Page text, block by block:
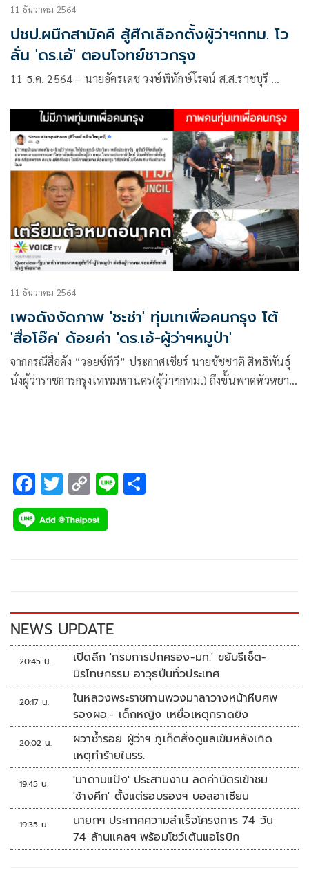
11 ธันวาคม 2564
ปชป.ผนึกสามัคคี สู้ศึกเลือกตั้งผู้ว่าฯกทม. โว
ลั่น 'ดร.เอ้' ตอบโจทย์ชาวกรุง
11 ธ.ค. 2564 – นายอัครเดช วงษ์พิทักษ์โรจน์ ส.ส.ราชบุรี …
11 ธันวาคม 2564
เพจดังงัดภาพ 'ชะช่า' ทุ่มเทเพื่อคนกรุง โต้
'สื่อโอ๊ค' ด้อยค่า 'ดร.เอ้-ผู้ว่าฯหมูป่า'
จากกรณีสื่อดัง “วอยซ์ทีวี” ประกาศเชียร์ นายชัชชาติ สิทธิพันธุ์
นั่งผู้ว่าราชการกรุงเทพมหานคร(ผู้ว่าฯกทม.) ถึงขั้นพาดหัวหยาม
F
ac
e
k
T
wi
tt
C
o
p
k
Li
NEWS UPDATE
20:45 น.
เปิดลึก 'กรมการปกครอง-มท.' ขยับรีเซ็ต-
นิรโทษกรรม อาวุธปืนทั่วประเทศ
20:17 น.
ในหลวงพระราชทานพวงมาลาวางหน้าหีบศพ
รองผอ.- เด็กหญิง เหยื่อเหตุกราดยิง
20:02 น.
ผวาซ้ำรอย ผู้ว่าฯ ภูเก็ตสั่งดูแลเข้มหลังเกิด
เหตุทำร้ายในรร.
19:45 น.
'มาดามแป้ง' ประสานงาน ลดค่าบัตรเข้าชม
'ช้างศึก' ตั้งแต่รอบรองฯ บอลอาเซียน
19:35 น.
นายกฯ ประกาศความสำเร็จโครงการ 74 วัน
74 ล้านแคลฯ พร้อมโชว์เต้นแอโรบิก